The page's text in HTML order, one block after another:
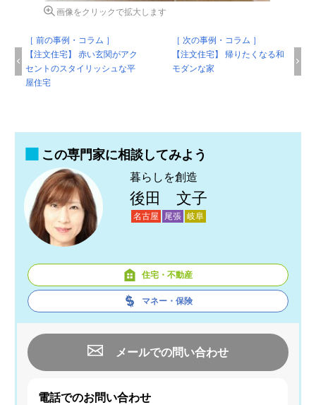
画像をクリックで拡大します
［ 前の事例・コラム ］
【注文住宅】 赤い玄関がアク
セントのスタイリッシュな平
屋住宅
［ 次の事例・コラム ］
【注文住宅】 帰りたくなる和
モダンな家
この専門家に相談してみよう
暮らしを創造
後田 文子
名古屋 尾張 岐阜
住宅・不動産
マネー・保険
メールでの問い合わせ
電話でのお問い合わせ